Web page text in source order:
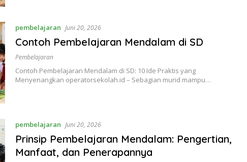
pembelajaran Juni 20, 2026
Contoh Pembelajaran Mendalam di SD
Pembelajaran
Contoh Pembelajaran Mendalam di SD: 10 Ide Praktis yang
Menyenangkan operatorsekolah.id – Sebagian murid mampu…
pembelajaran Juni 20, 2026
Prinsip Pembelajaran Mendalam: Pengertian,
Manfaat, dan Penerapannya